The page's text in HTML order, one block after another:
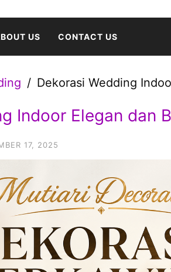
US CONTACT US
Dekorasi Wedding
Indoor Elegan dan
17, 2025